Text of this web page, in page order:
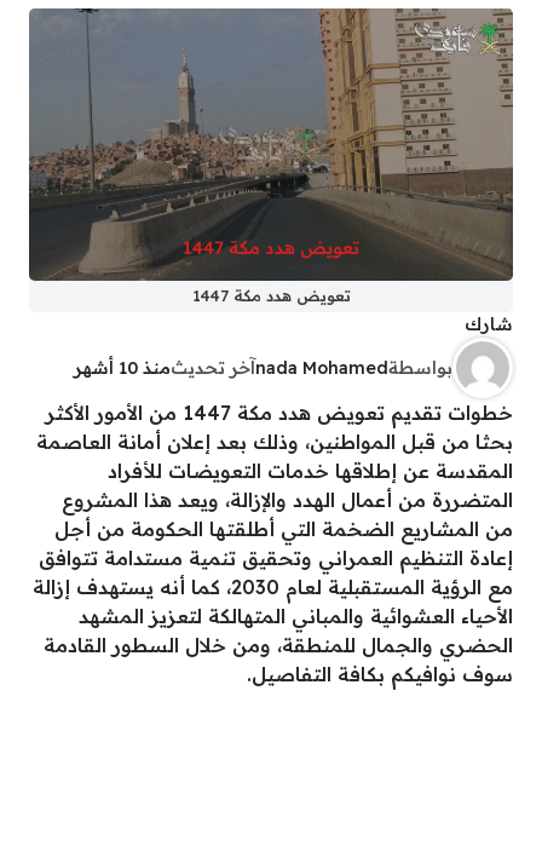
تعويض هدد مكة 1447
شارك
بواسطةnada Mohamedآخر تحديثمنذ 10 أشهر
خطوات تقديم تعويض هدد مكة 1447 من الأمور الأكثر
بحثا من قبل المواطنين، وذلك بعد إعلان أمانة العاصمة
المقدسة عن إطلاقها خدمات التعويضات للأفراد
المتضررة من أعمال الهدد والإزالة، ويعد هذا المشروع
من المشاريع الضخمة التي أطلقتها الحكومة من أجل
إعادة التنظيم العمراني وتحقيق تنمية مستدامة تتوافق
مع الرؤية المستقبلية لعام 2030، كما أنه يستهدف إزالة
الأحياء العشوائية والمباني المتهالكة لتعزيز المشهد
الحضري والجمال للمنطقة، ومن خلال السطور القادمة
سوف نوافيكم بكافة التفاصيل.